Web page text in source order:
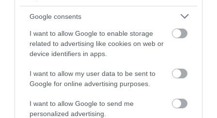
Google consents
I want to allow Google to enable storage
related to advertising like cookies on web or
device identifiers in apps.
I want to allow my user data to be sent to
Google for online advertising purposes.
I want to allow Google to send me
personalized advertising.
01.08.2026
Λιανεμπόριο: Οι «κερδισμένοι» των
πωλήσεων πριν από την έναρξη του
καλοκαιριού